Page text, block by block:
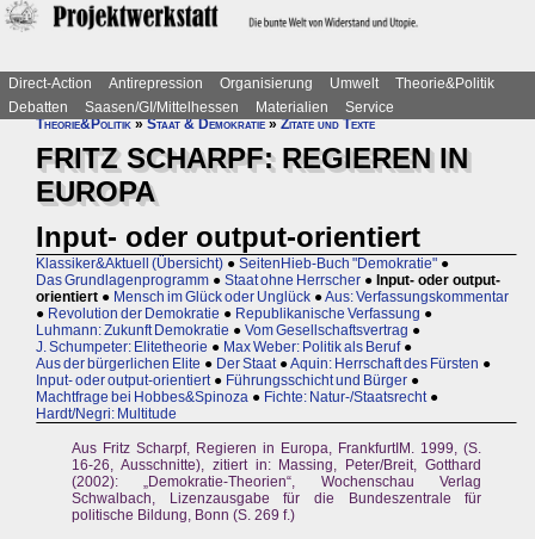
Direct-Action Antirepression Organisierung Umwelt
Theorie&Politik
Debatten
Saasen/GI/Mittelhessen Materialien
Service
Theorie&Politik»Staat & Demokratie»Zitate und Texte
FRITZ SCHARPF: REGIEREN IN
EUROPA
Input- oder output-orientiert
Klassiker&Aktuell (Übersicht) ● SeitenHieb-Buch "Demokratie" ●
Das Grundlagenprogramm ● Staat ohne Herrscher ● Input- oder output-
orientiert ● Mensch im Glück oder Unglück ●Aus: Verfassungskommentar
● Revolution der Demokratie ● Republikanische Verfassung ●
Luhmann: Zukunft Demokratie ● Vom Gesellschaftsvertrag ●
J. Schumpeter: Elitetheorie ● Max Weber: Politik als Beruf ●
Aus der bürgerlichen Elite ● Der Staat ●Aquin: Herrschaft des Fürsten ●
Input- oder output-orientiert ● Führungsschicht und Bürger ●
Machtfrage bei Hobbes&Spinoza ● Fichte: Natur-/Staatsrecht ●
Hardt/Negri: Multitude
Aus Fritz Scharpf, Regieren in Europa, FrankfurtIM. 1999, (S.
16-26, Ausschnitte), zitiert in: Massing, Peter/Breit, Gotthard
(2002): „Demokratie-Theorien“, Wochenschau Verlag
Schwalbach, Lizenzausgabe für die Bundeszentrale für
politische Bildung, Bonn (S. 269 f.)